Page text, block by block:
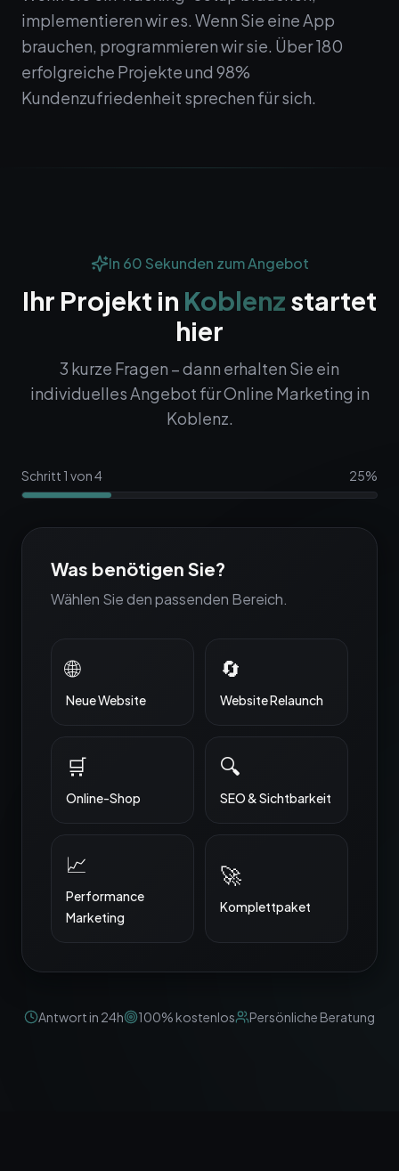
implementieren wir es. Wenn Sie eine App
brauchen, programmieren wir sie. Über 180
erfolgreiche Projekte und 98%
Kundenzufriedenheit sprechen für sich.
In 60 Sekunden zum Angebot
Ihr Projekt in Koblenzstartet
hier
3 kurze Fragen – dann erhalten Sie ein
individuelles Angebot fürOnline Marketing in
Koblenz.
Schritt 1 von4 25%
Was benötigen Sie?
Wählen Sie den passenden Bereich.
🌐
Neue Website
🔄
Website Relaunch
🛒
Online-Shop
🔍
SEO & Sichtbarkeit
📈
Performance
Marketing
🚀
Komplett­paket
Antwort in 24h 100% kostenlos Persönliche Beratung